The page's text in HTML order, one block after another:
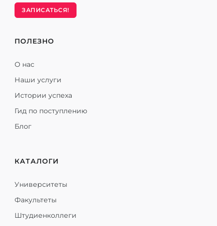
ЗАПИСАТЬСЯ!
ПОЛЕЗНО
О нас
Наши услуги
Истории успеха
Гид по поступлению
Блог
КАТАЛОГИ
Университеты
Факультеты
Штудиенколлеги